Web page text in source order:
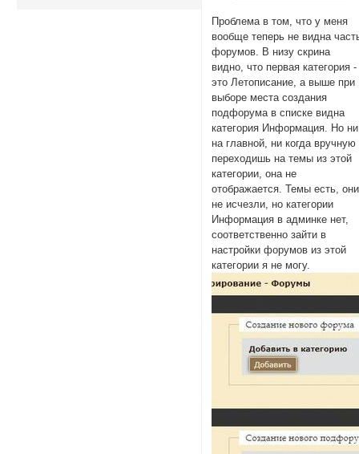
Проблема в том, что у меня
вообще теперь не видна
форумов. В низу скрина
видно, что первая категория -
это Летописание, а выше при
выборе места создания
подфорума в списке видна
категория Информация. Но ни
на главной, ни когда вручную
переходишь на темы из этой
категории, она не
отображается. Темы есть, они
не исчезли, но категории
Информация в админке нет,
соответственно зайти в
настройки форумов из этой
категории я не могу.